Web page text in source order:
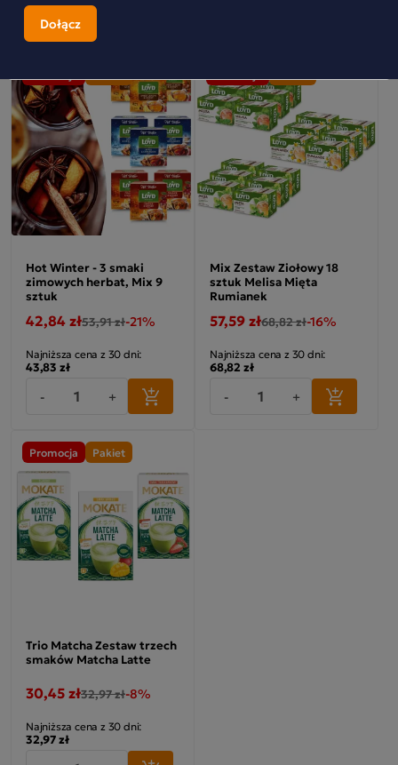
-
Hot Winter - 3 smaki
zimowych herbat, Mix 9
sztuk
42,84 zł53,91 zł-21%
Najniższa cena z 30 dni:
43,83 zł
- +
Mix Zestaw Ziołowy 18
sztuk Melisa Mięta
Rumianek
57,59 zł68,82 zł-16%
Najniższa cena z 30 dni:
68,82 zł
- +
Promocja Pakiet
Trio Matcha Zestaw trzech
smaków Matcha Latte
30,45 zł32,97 zł-8%
Najniższa cena z 30 dni:
32,97 zł